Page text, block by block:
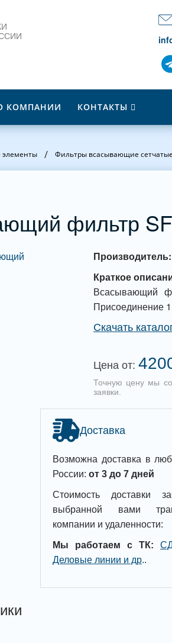
КОМПАНИИ КОНТАКТЫ
/ Фильтры всасывающие сетчатые
фильтр
Производитель:
Краткое
Всасывающий
Присоединение
Скачать
Цена от:
Точную цену мы
заявки.
Доставка
Возможна доставка в
России: от 3 до 7 дней
Стоимость доставки
выбранной вами
компании и удаленности:
Мы работаем с ТК:
Деловые линии и др..